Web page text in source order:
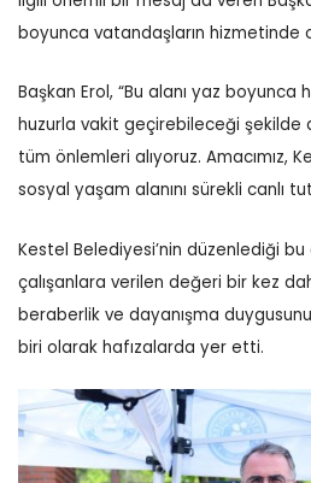
boyunca vatandaşların hizmetinde
Başkan Erol, “Bu alanı yaz boyunca
huzurla vakit geçirebileceği şekilde
tüm önlemleri alıyoruz. Amacımız,
sosyal yaşam alanını sürekli canlı
Kestel Belediyesi’nin düzenlediği bu
çalışanlara verilen değeri bir kez
beraberlik ve dayanışma
biri olarak hafızalarda yer etti.